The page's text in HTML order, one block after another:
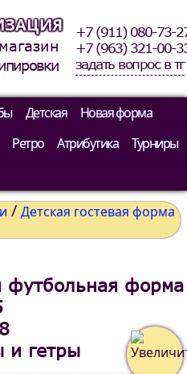
+7 (911) 080-73-
+7 (963) 321-00-
задать вопрос в тг
Детская
Новая форма
Ретро Атрибутика
Турниры
/ Детская гостевая форма
футбольная форма
и гетры